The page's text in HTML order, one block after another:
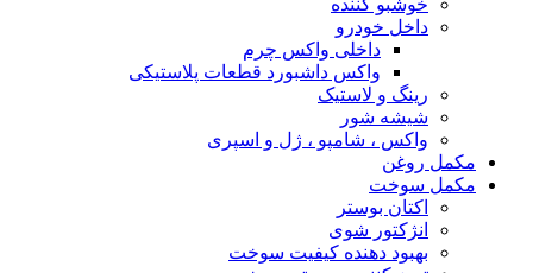
خوشبو کننده
داخل خودرو
داخلی واکس چرم
واکس داشبورد قطعات پلاستیکی
رینگ و لاستیک
شیشه شور
واکس ، شامپو ، ژل و اسپری
مکمل روغن
مکمل سوخت
اکتان بوستر
انژکتور شوی
بهبود دهنده کیفیت سوخت